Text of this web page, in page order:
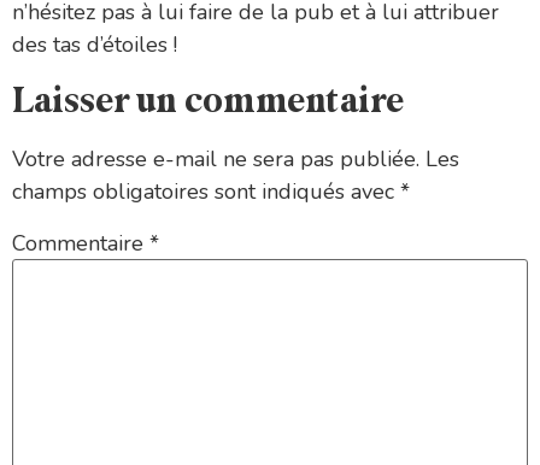
n’hésitez pas à lui faire de la pub et à lui attribuer
des tas d’étoiles !
Laisser un commentaire
Votre adresse e-mail ne sera pas publiée. Les
champs obligatoires sont indiqués avec *
Commentaire *